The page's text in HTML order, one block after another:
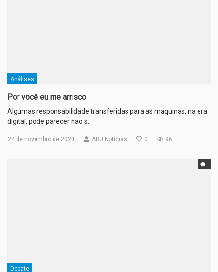
Análises
Por você eu me arrisco
Algumas responsabilidade transferidas para as máquinas, na era
digital, pode parecer não s…
24 de novembro de 2020 ABJ Notícias 0 96
Debate